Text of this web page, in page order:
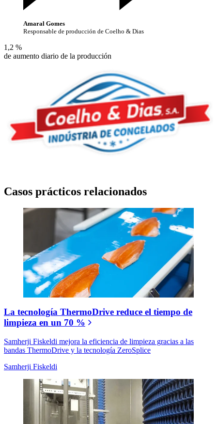
Amaral Gomes
Responsable de producción de Coelho & Dias
1,2 %
de aumento diario de la producción
Casos prácticos relacionados
La tecnología ThermoDrive reduce el tiempo de
limpieza en un 70 %
Samherji Fiskeldi mejora la eficiencia de limpieza gracias a las
bandas ThermoDrive y la tecnología ZeroSplice
Samherji Fiskeldi